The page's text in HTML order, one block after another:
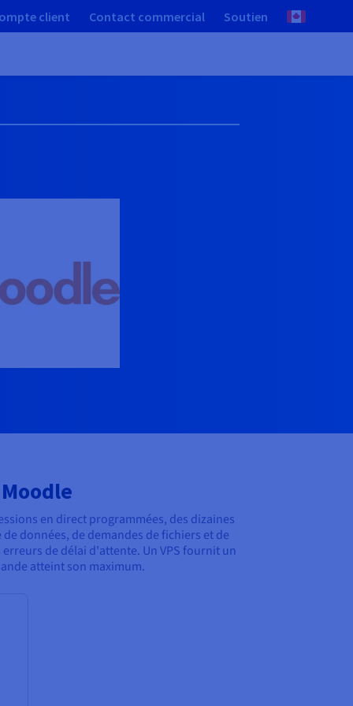
client Contact commercial Soutien
en direct programmées, des dizaines
données, de demandes de fichiers et de
de délai d'attente. Un VPS fournit un
atteint son maximum.